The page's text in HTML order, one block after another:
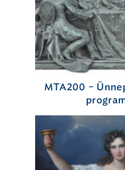
MTA200 –